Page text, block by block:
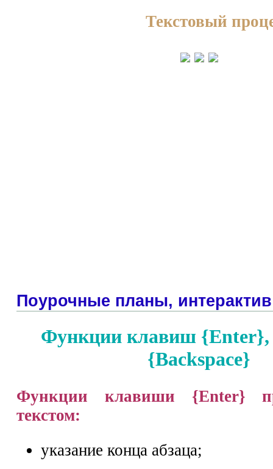
Текстовый
Поурочные планы, интерактив
Функции клавиш {Enter},
{Backspace}
Функции клавиши {Enter}
текстом:
указание конца абзаца;